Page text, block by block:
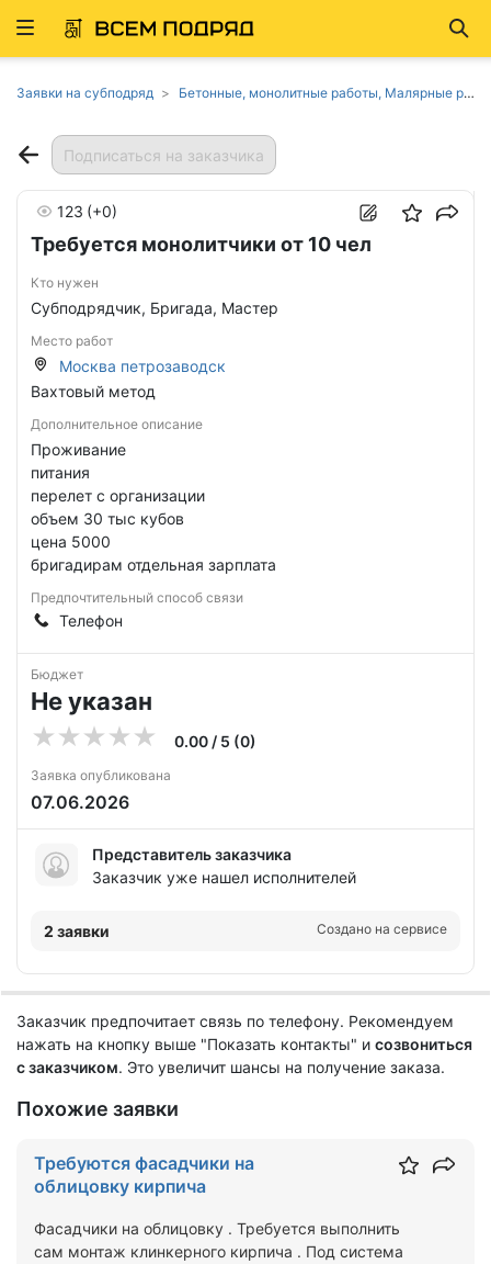
Развернуть
Заявки на субподряд Бетонные, монолитные работы, Малярные работы, Монтажные работы, Отделочные работы, Работы по возведению зданий в Москве
Подписаться на заказчика
Требуется монолитчики от 10 чел
123 (+0)
Кто нужен
Субподрядчик, Бригада, Мастер
Место работ
Москва петрозаводск
Вахтовый метод
Дополнительное описание
Проживание
питания
перелет с организации
объем 30 тыс кубов
цена 5000
бригадирам отдельная зарплата
Предпочтительный способ связи
Телефон
Бюджет
Не указан
0.00 / 5 (0)
Заявка опубликована
07.06.2026
Представитель заказчика
Заказчик уже нашел исполнителей
2 заявки Создано на сервисе
Заказчик предпочитает связь по телефону. Рекомендуем
нажать на кнопку выше "Показать контакты" и созвониться
с заказчиком. Это увеличит шансы на получение заказа.
Похожие заявки
Требуются фасадчики на
облицовку кирпича
Фасадчики на облицовку . Требуется выполнить
сам монтаж клинкерного кирпича . Под система